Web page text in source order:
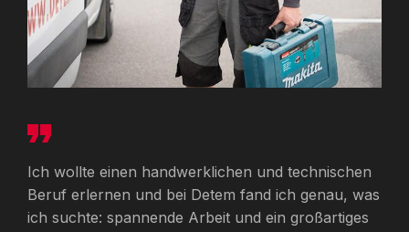
Ich wollte einen handwerklichen und technischen
Beruf erlernen und bei Detem fand ich genau, was
ich suchte: spannende Arbeit und ein großartiges